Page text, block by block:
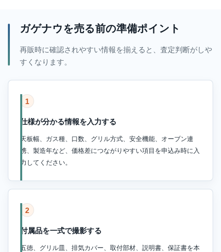
ガゲナウを売る前の準備ポイント
再販時に確認されやすい情報を揃えると、査定判断がしや
すくなります。
1
仕様が分かる情報を入力する
天板幅、ガス種、口数、グリル方式、安全機能、オーブン連
携、製造年など、価格差につながりやすい項目を申込み時に入
力してください。
2
付属品を一式で撮影する
五徳、グリル皿、排気カバー、取付部材、説明書、保証書を本